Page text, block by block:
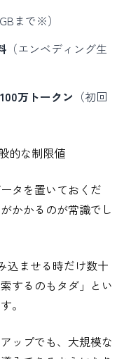
まで※）
（エンベディング生
万トークン （初回
的な制限値
タを置いておくだ
かかるのが常識でし
込ませる時だけ数十
するのもタダ」とい
。
ップでも、大規模な